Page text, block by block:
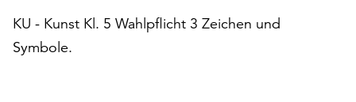
Weitere
Informationen
finden
KU - Kunst Kl. 5 Wahlpflicht 3 Zeichen und
Symbole.